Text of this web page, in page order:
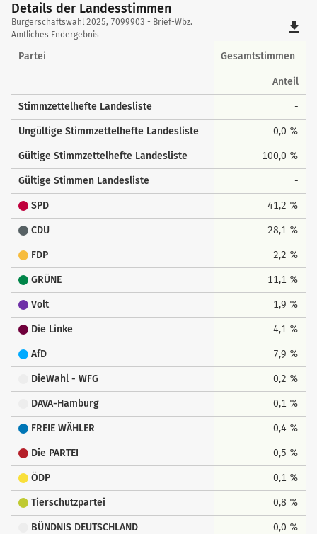
Details der Landesstimmen
Details
der
Landesstimmen
Bürgerschaftswahl 2025, 7099903 - Brief-Wbz.
Amtliches Endergebnis
file_download
Partei Gesamtstimmen
Anteil
Stimmzettelhefte Landesliste -
Ungültige Stimmzettelhefte Landesliste 0,0 %
Gültige Stimmzettelhefte Landesliste 100,0 %
Gültige Stimmen Landesliste -
SPD 41,2 %
CDU 28,1 %
FDP 2,2 %
GRÜNE 11,1 %
Volt 1,9 %
Die Linke 4,1 %
AfD 7,9 %
DieWahl - WFG 0,2 %
DAVA-Hamburg 0,1 %
FREIE WÄHLER 0,4 %
Die PARTEI 0,5 %
ÖDP 0,1 %
Tierschutzpartei 0,8 %
BÜNDNIS DEUTSCHLAND 0,0 %